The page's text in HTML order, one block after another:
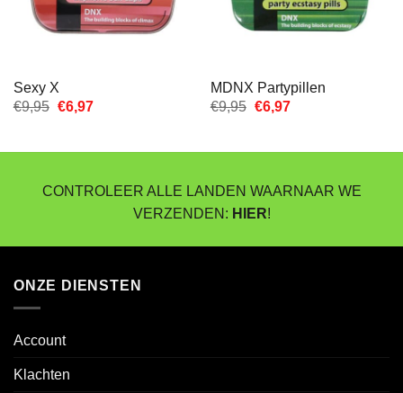
Sexy X
€9,95 Oorspronkelijke
€9,95.
€6,97Huidige
€6,97.
MDNX Partypillen
€9,95 Oorspronkelijke
€9,95.
€6,97Huidige
€6,97.
CONTROLEER ALLE LANDEN WAARNAAR WE
VERZENDEN: HIER!
ONZE DIENSTEN
Account
Klachten